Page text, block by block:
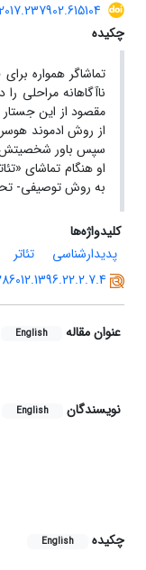
چکیده
تماشاگر همواره
ناآگاهانه مراحلی
مقصود از این
از روش ادموند
سپس باور شخصیتش
او هنگام تماشای
به روش توصیفی‏-
کلیدواژه‌ها
پدیدارشناسی
تئاتر
عنوان مقاله English
نویسندگان English
چکیده
English